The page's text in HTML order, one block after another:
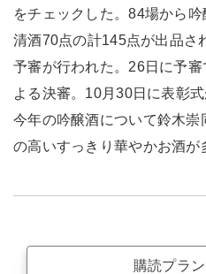
をチェックした。84場から
清酒70点の計145点が出品さ
予審が行われた。26日に予
よる決審。10月30日に表彰式
今年の吟醸酒について鈴木
の高いすっきり華やかお酒が
購読プラ